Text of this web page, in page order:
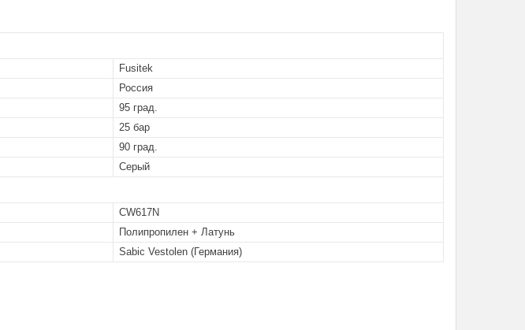
Fusitek
Россия
95 град.
25 бар
90 град.
Серый
CW617N
Полипропилен + Латунь
Sabic Vestolen (Германия)